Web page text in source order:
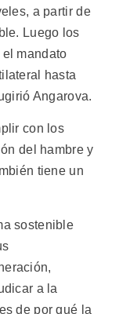
a partir de
Luego los
mandato
hasta
Angarova.
con los
del hambre y
tiene un
sostenible
a la
de por qué la